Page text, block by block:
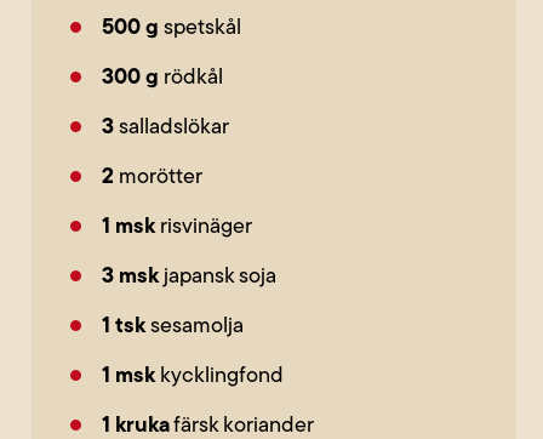
500 g spetskål
300 g rödkål
3 salladslökar
2 morötter
1 msk risvinäger
3 msk japansk soja
1 tsk sesamolja
1 msk kycklingfond
1 krukafärsk koriander